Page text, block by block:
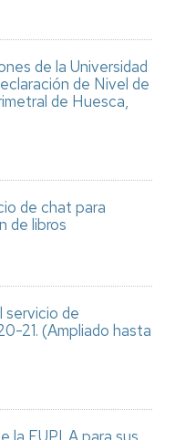
de la Universidad
de Nivel de
de Huesca,
de chat para
de libros
servicio de
21. (Ampliado hasta